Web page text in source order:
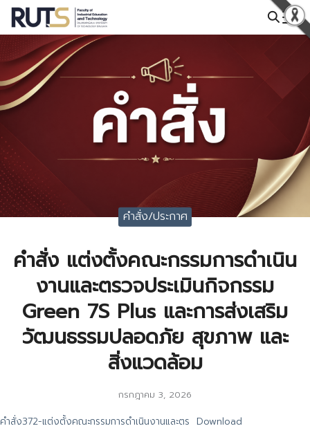
Skip
content
Search
for:
คำสั่ง/ประกาศ
คำสั่ง แต่งตั้งคณะกรรมการดำเนิน
งานและตรวจประเมินกิจกรรม
Green 7S Plus และการส่งเสริม
วัฒนธรรมปลอดภัย สุขภาพ และ
สิ่งแวดล้อม
กรกฎาคม 3, 2026
คำสั่ง372-แต่งตั้งคณะกรรมการดำเนินงานและตร Download